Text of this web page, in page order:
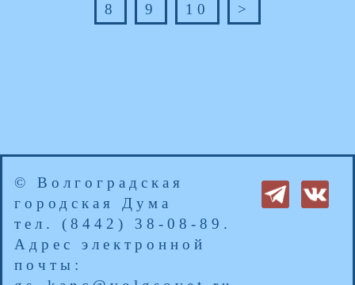
8 9 10 >
© Волгоградская
городская Дума
тел. (8442) 38-08-89.
Адрес электронной
почты: